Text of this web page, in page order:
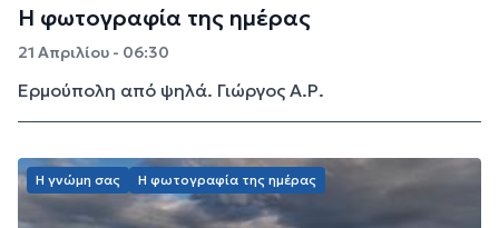
Η φωτογραφία της ημέρας
21 Απριλίου - 06:30
Ερμούπολη από ψηλά. Γιώργος Α.Ρ.
Η γνώμη σας Η φωτογραφία της ημέρας